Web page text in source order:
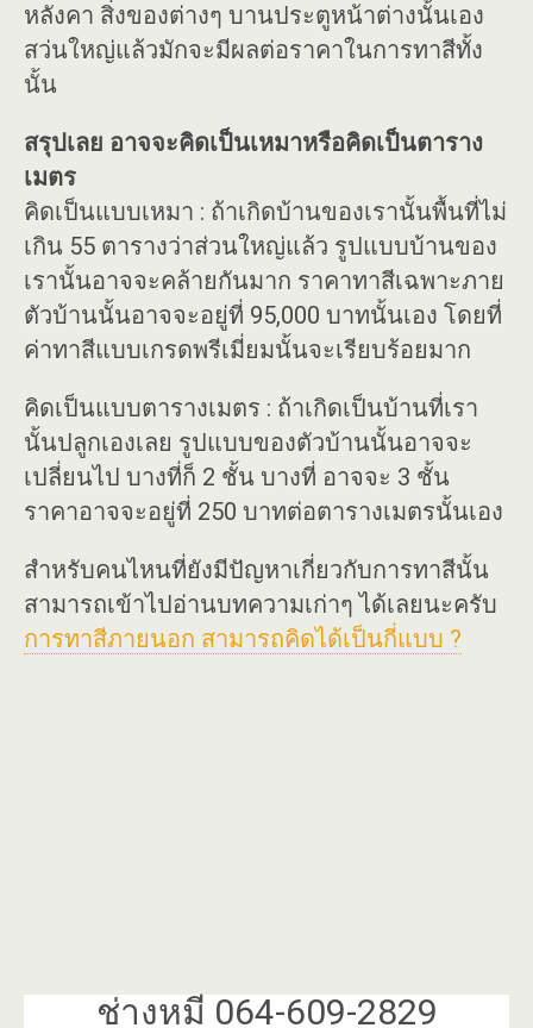
หลังคา สิ่งของต่างๆ บานประตูหน้าต่างนั้นเอง
สว่นใหญ่แล้วมักจะมีผลต่อราคาในการทาสีทั้ง
นั้น
สรุปเลย อาจจะคิดเป็นเหมาหรือคิดเป็นตาราง
เมตร
คิดเป็นแบบเหมา : ถ้าเกิดบ้านของเรานั้นพื้นที่ไม่
เกิน 55 ตารางว่าส่วนใหญ่แล้ว รูปแบบบ้านของ
เรานั้นอาจจะคล้ายกันมาก ราคาทาสีเฉพาะภาย
ตัวบ้านนั้นอาจจะอยู่ที่ 95,000 บาทนั้นเอง โดยที่
ค่าทาสีแบบเกรดพรีเมี่ยมนั้นจะเรียบร้อยมาก
คิดเป็นแบบตารางเมตร : ถ้าเกิดเป็นบ้านที่เรา
นั้นปลูกเองเลย รูปแบบของตัวบ้านนั้นอาจจะ
เปลี่ยนไป บางที่ก็ 2 ชั้น บางที่ อาจจะ 3 ชั้น
ราคาอาจจะอยู่ที่ 250 บาทต่อตารางเมตรนั้นเอง
สำหรับคนไหนที่ยังมีปัญหาเกี่ยวกับการทาสีนั้น
สามารถเข้าไปอ่านบทความเก่าๆ ได้เลยนะครับ
การทาสีภายนอก สามารถคิดได้เป็นกี่แบบ ?
ช่างหมี 064-609-2829